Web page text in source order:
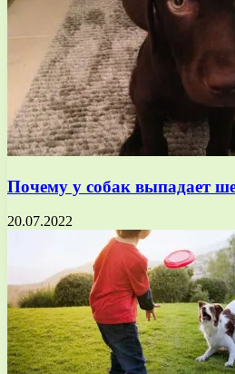
Почему у собак выпадает
20.07.2022